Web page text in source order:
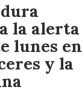
la alerta
lunes en
y la